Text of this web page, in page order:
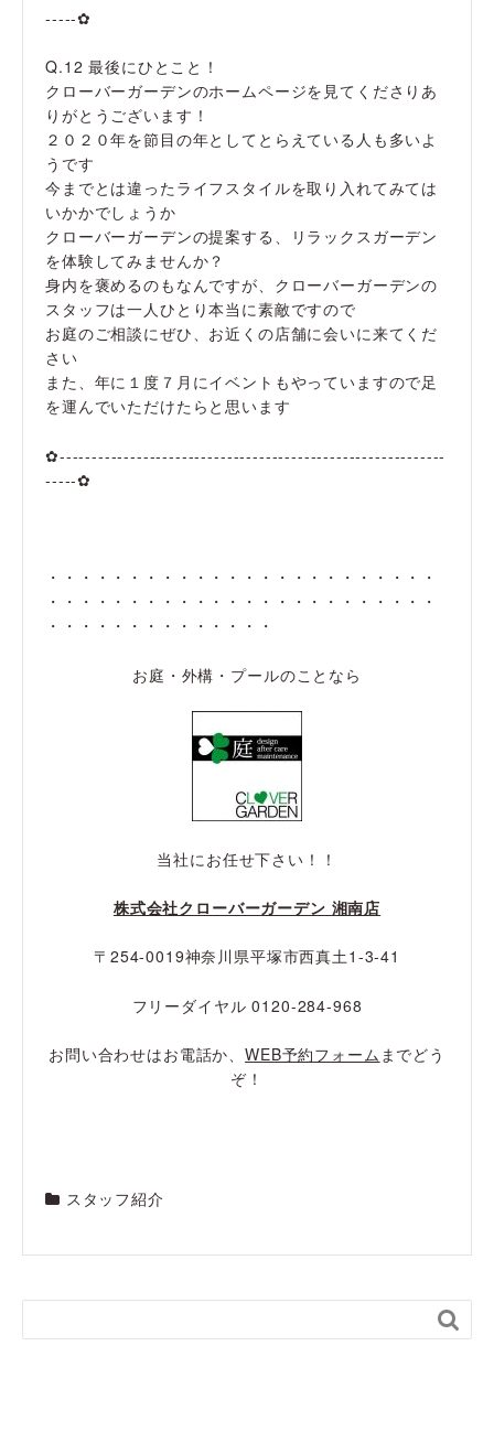
-----✿
Q.12 最後にひとこと！
クローバーガーデンのホームページを見てくださりあ
りがとうございます！
２０２０年を節目の年としてとらえている人も多いよ
うです
今までとは違ったライフスタイルを取り入れてみては
いかかでしょうか
クローバーガーデンの提案する、リラックスガーデン
を体験してみませんか？
身内を褒めるのもなんですが、クローバーガーデンの
スタッフは一人ひとり本当に素敵ですので
お庭のご相談にぜひ、お近くの店舗に会いに来てくだ
さい
また、年に１度７月にイベントもやっていますので足
を運んでいただけたらと思います
✿------------------------------------------------------------
-----✿
・・・・・・・・・・・・・・・・・・・・・・・・
・・・・・・・・・・・・・・・・・・・・・・・・
・・・・・・・・・・・・・・
お庭・外構・プールのことなら
当社にお任せ下さい！！
株式会社クローバーガーデン 湘南店
〒254-0019神奈川県平塚市西真土1-3-41
フリーダイヤル 0120-284-968
お問い合わせはお電話か、WEB予約フォーム までどう
ぞ！
スタッフ紹介
